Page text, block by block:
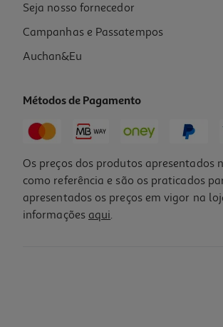
Seja nosso fornecedor
Campanhas e Passatempos
Auchan&Eu
Métodos de Pagamento
Os preços dos produtos apresentados
como referência e são os praticados
apresentados os preços em vigor na
informações aqui.